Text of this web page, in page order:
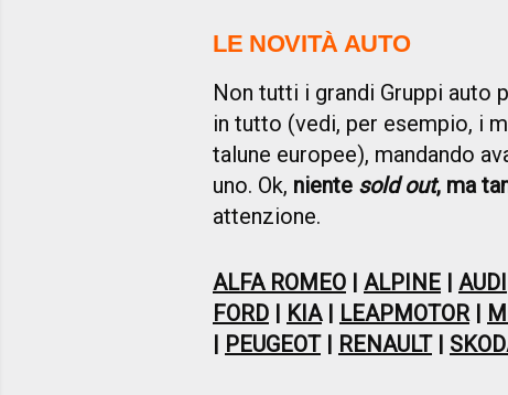
LE NOVITÀ AUTO
Non tutti i grandi Gruppi auto
in tutto (vedi, per esempio, i
talune europee), mandando
uno. Ok, niente sold out, ma
attenzione.
ALFA ROMEO | ALPINE | AUDI
FORD | KIA| LEAPMOTOR |
| PEUGEOT| RENAULT|